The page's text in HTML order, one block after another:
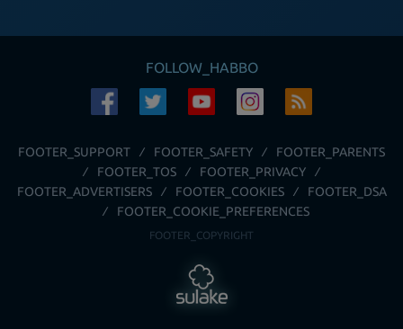
FOLLOW_HABBO
FOOTER_SUPPORT FOOTER_SAFETY
FOOTER_PARENTS
FOOTER_TOS
FOOTER_PRIVACY
FOOTER_ADVERTISERS
FOOTER_COOKIES
FOOTER_DSA
FOOTER_COOKIE_PREFERENCES
FOOTER_COPYRIGHT